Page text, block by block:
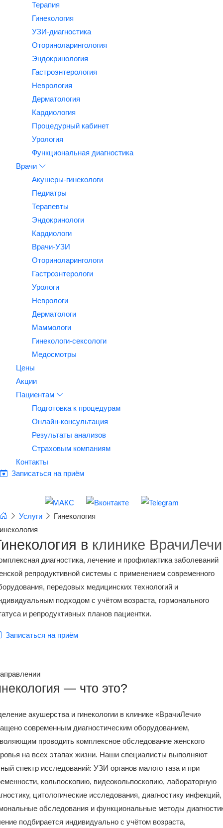
Терапия
Гинекология
УЗИ-диагностика
Оториноларингология
Эндокринология
Гастроэнтерология
Неврология
Дерматология
Кардиология
Процедурный кабинет
Урология
Функциональная диагностика
Врачи
Акушеры-гинекологи
Педиатры
Терапевты
Эндокринологи
Кардиологи
Врачи-УЗИ
Оториноларингологи
Гастроэнтерологи
Урологи
Неврологи
Дерматологи
Маммологи
Гинекологи-сексологи
Медосмотры
Цены
Акции
Пациентам
Подготовка к процедурам
Онлайн-консультация
Результаты анализов
Страховым компаниям
Контакты
Записаться на приём
Услуги
Гинекология
в клинике ВрачиЛечи
диагностика, лечение и профилактика заболеваний
репродуктивной системы с применением современного
передовых медицинских технологий и
подходом с учётом возраста, гормонального
и репродуктивных планов пациентки.
Записаться на приём
— что это?
акушерства и гинекологии в клинике «ВрачиЛечи»
современным диагностическим оборудованием,
проводить комплексное обследование женского
на всех этапах жизни. Наши специалисты выполняют
спектр исследований: УЗИ органов малого таза и при
кольпоскопию, видеокольпоскопию, лабораторную
цитологические исследования, диагностику инфекций,
обследования и функциональные методы
подбирается индивидуально с учётом возраста,